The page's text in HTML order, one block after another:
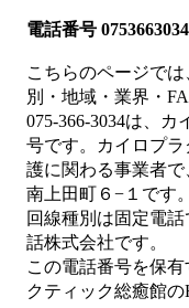
電話番号
こちらのページでは
別・地域・業界・
075-366-3034は、 カ
号です。
カイロプ
護に関わる事業者で
南上田町６−１ です。
回線種別は固定電話
話株式会社です。
この電話番号を保
クティック総癒館の